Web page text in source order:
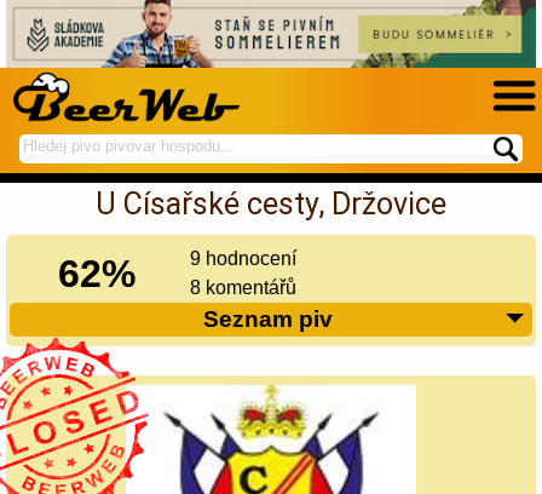
hledej
na
spustí
hledání
U Císařské cesty, Držovice
62%
9 hodnocení
8 komentářů
Seznam piv